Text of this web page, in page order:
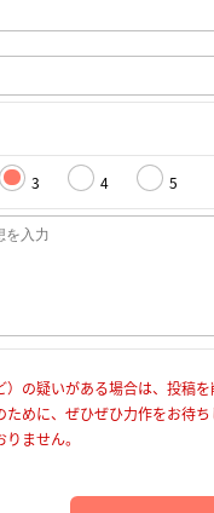
3 4 5
の疑いがある場合は、投稿
めに、ぜひぜひ力作をお待ち
ません。